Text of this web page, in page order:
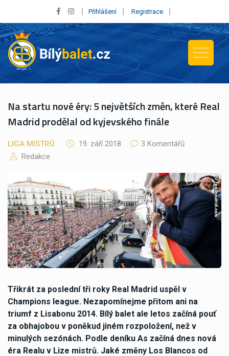
Přihlášení Registrace
Na startu nové éry: 5 největších změn, které Real
Madrid prodělal od kyjevského finále
LIGA MISTRŮ 19. září 2018
3 Komentářů
Redakce
Třikrát za poslední tři roky Real Madrid uspěl v
Champions league. Nezapomínejme přitom ani na
triumf z Lisabonu 2014. Bílý balet ale letos začíná pouť
za obhajobou v poněkud jiném rozpoložení, než v
minulých sezónách. Podle deníku As začíná dnes nová
éra Realu v Lize mistrů. Jaké změny Los Blancos od